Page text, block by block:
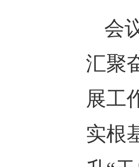
会
汇聚
展工
实根